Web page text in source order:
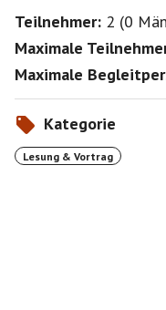
Teilnehmer: 2 (0
Maximale
Maximale
Kategorie
Lesung & Vortrag